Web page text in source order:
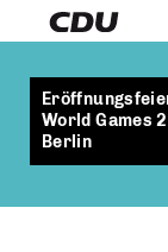
World Games
Berlin